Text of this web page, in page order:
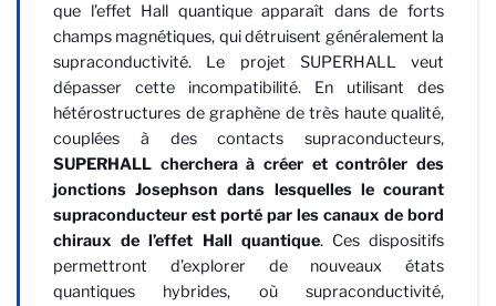
que l’effet Hall quantique apparaît dans de forts
champs magnétiques, qui détruisent généralement la
supraconductivité. Le projet SUPERHALL veut
dépasser cette incompatibilité. En utilisant des
hétérostructures de graphène de très haute qualité,
couplées à des contacts supraconducteurs,
SUPERHALL cherchera à créer et contrôler des
jonctions Josephson dans lesquelles le courant
supraconducteur est porté par les canaux de bord
chiraux de l’effet Hall quantique. Ces dispositifs
permettront d’explorer de nouveaux états
quantiques hybrides, où supraconductivité,